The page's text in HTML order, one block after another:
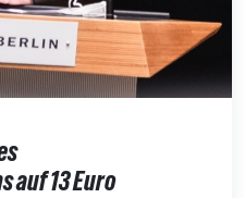
auf 13 Euro